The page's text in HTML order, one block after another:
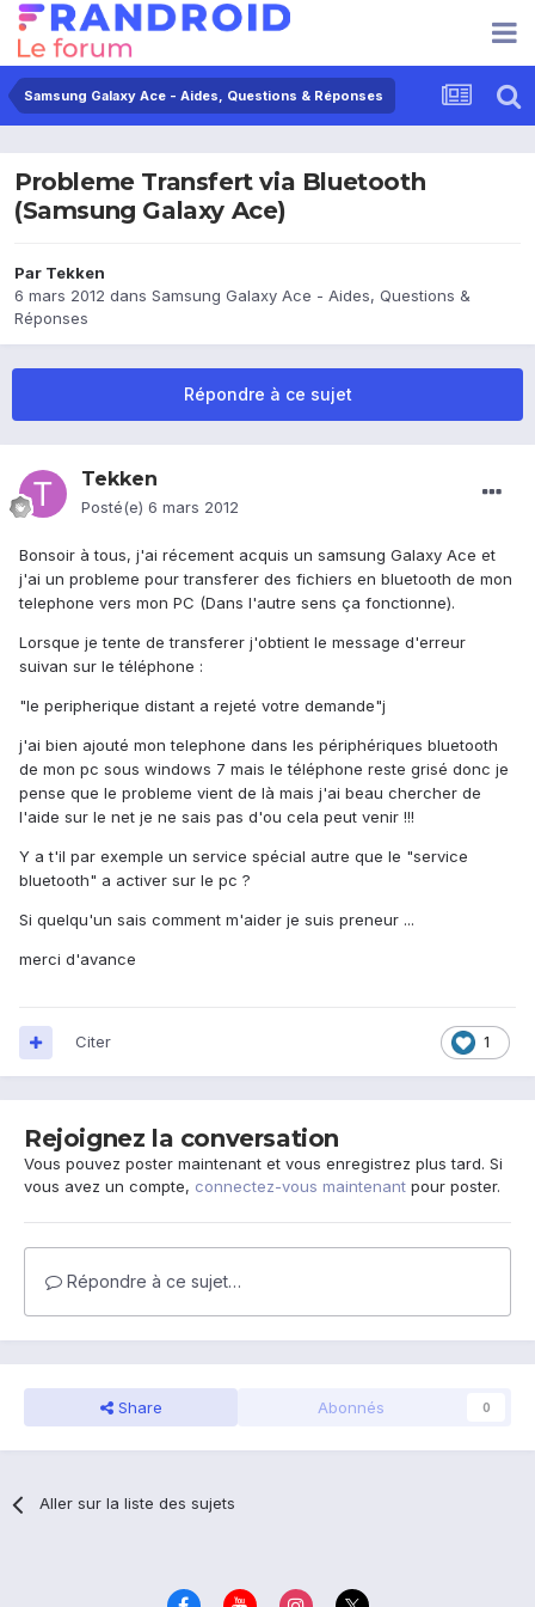
Samsung Galaxy Ace - Aides, Questions & Réponses
Probleme Transfert via Bluetooth
(Samsung Galaxy Ace)
Par Tekken
6 mars 2012 dans Samsung Galaxy Ace - Aides, Questions &
Réponses
Répondre à ce sujet
Tekken
Posté(e) 6 mars 2012
Bonsoir à tous, j'ai récement acquis un samsung Galaxy Ace et
j'ai un probleme pour transferer des fichiers en bluetooth de mon
telephone vers mon PC (Dans l'autre sens ça fonctionne).
Lorsque je tente de transferer j'obtient le message d'erreur
suivan sur le téléphone :
"le peripherique distant a rejeté votre demande"j
j'ai bien ajouté mon telephone dans les périphériques bluetooth
de mon pc sous windows 7 mais le téléphone reste grisé donc je
pense que le probleme vient de là mais j'ai beau chercher de
l'aide sur le net je ne sais pas d'ou cela peut venir !!!
Y a t'il par exemple un service spécial autre que le "service
bluetooth" a activer sur le pc ?
Si quelqu'un sais comment m'aider je suis preneur ...
merci d'avance
1
Citer
Rejoignez la conversation
Vous pouvez poster maintenant et vous enregistrez plus tard. Si
vous avez un compte, connectez-vous maintenant pour poster.
Répondre à ce sujet…
Share Abonnés 0
Aller sur la liste des sujets